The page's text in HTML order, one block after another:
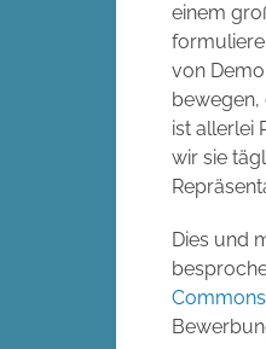
einem
von
bewegen,
ist allerlei
wir sie
Dies und